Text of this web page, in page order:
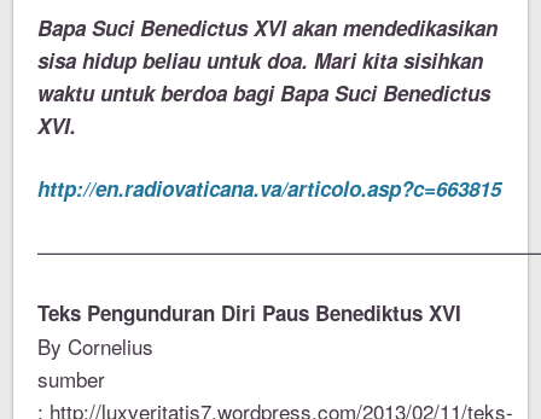
Bapa Suci Benedictus XVI akan mendedikasikan
sisa hidup beliau untuk doa. Mari kita sisihkan
waktu untuk berdoa bagi Bapa Suci Benedictus
XVI.
http://en.radiovaticana.va/articolo.asp?c=663815
Teks Pengunduran Diri Paus Benediktus XVI
By Cornelius
sumber
: http://luxveritatis7.wordpress.com/2013/02/11/teks-